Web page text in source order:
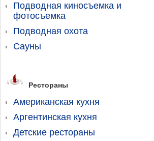
Подводная киносъемка и
фотосъемка
Подводная охота
Сауны
Рестораны
Американская кухня
Аргентинская кухня
Детские рестораны